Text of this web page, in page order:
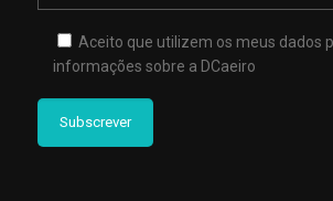
Aceito que utilizem os meus dados
informações sobre a DCaeiro